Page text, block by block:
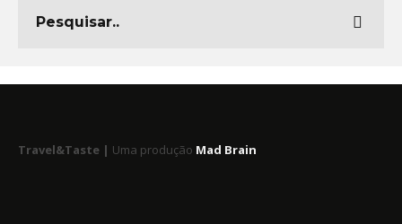
Travel&Taste | Uma produção Mad Brain